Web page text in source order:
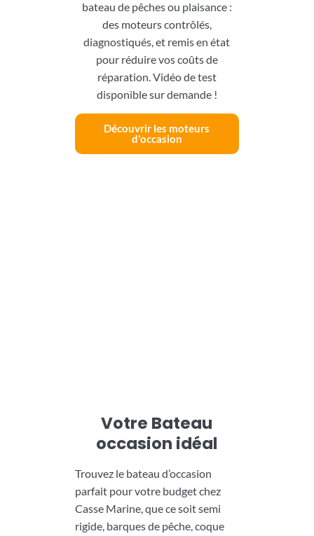
bateau de pêches ou plaisance :
des moteurs contrôlés,
diagnostiqués, et remis en état
pour réduire vos coûts de
réparation. Vidéo de test
disponible sur demande !
Découvrir les moteurs
d'occasion
Votre Bateau
occasion idéal
Trouvez le bateau d’occasion
parfait pour votre budget chez
Casse Marine, que ce soit semi
rigide, barques de pêche, coque